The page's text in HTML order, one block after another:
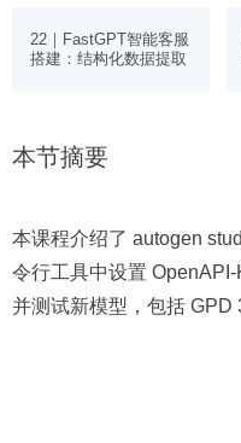
22｜FastGPT智能客服
搭建：结构化数据提取
本节摘要
本课程介绍了 autogen
令行工具中设置
并测试新模型，包括 GPD
后续将讲解如何链接。配